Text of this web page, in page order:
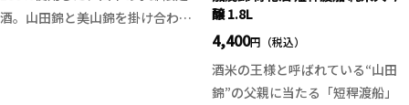
酒。山田錦と美山錦を掛け合わせ
醸 1.8L
4,400円（税込）
酒米の王様と呼ばれている“山田
錦”の父親に当たる「短稈渡船」